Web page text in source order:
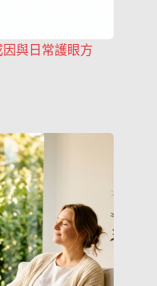
與日常護眼方